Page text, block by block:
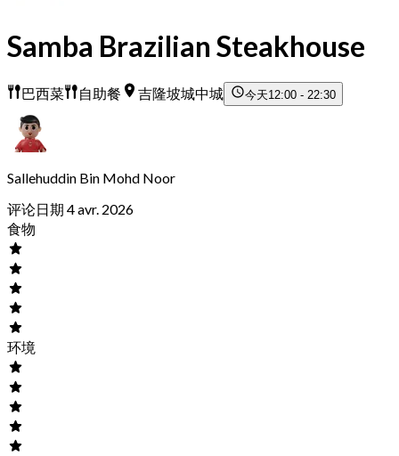
Samba Brazilian Steakhouse
巴西菜 自助餐 吉隆坡城中城 今天12:00 - 22:30
Sallehuddin Bin Mohd Noor
评论日期 4 avr. 2026
食物
环境